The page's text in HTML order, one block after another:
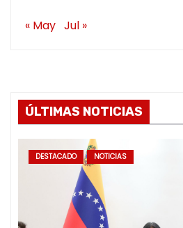
« May Jul »
ÚLTIMAS NOTICIAS
DESTACADO NOTICIAS